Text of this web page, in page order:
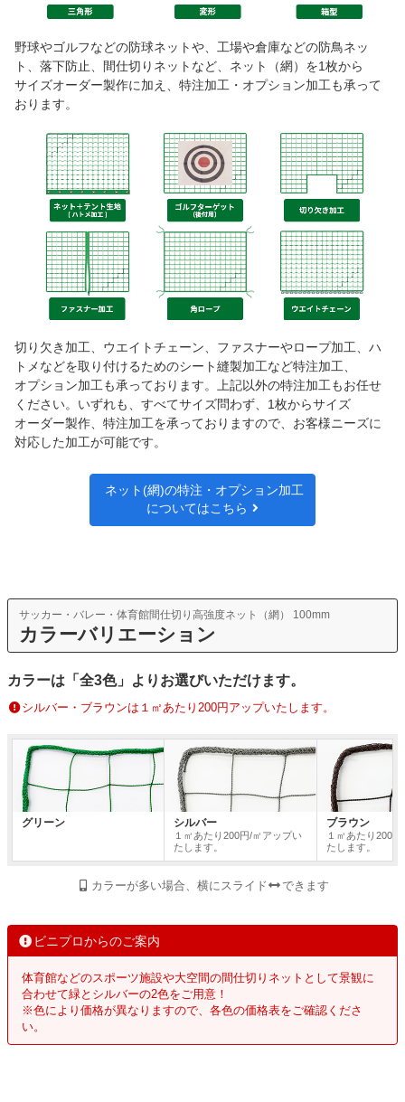
野球やゴルフなどの防球ネットや、工場や倉庫などの防鳥ネッ
ト、落下防止、間仕切りネットなど、ネット（網）を1枚から
サイズオーダー製作に加え、特注加工・オプション加工も承って
おります。
切り欠き加工、ウエイトチェーン、ファスナーやロープ加工、ハ
トメなどを取り付けるためのシート縫製加工など特注加工、
オプション加工も承っております。上記以外の特注加工もお任せ
ください。いずれも、すべてサイズ問わず、1枚からサイズ
オーダー製作、特注加工を承っておりますので、お客様ニーズに
対応した加工が可能です。
ネット(網)の特注・オプション加工
についてはこちら
サッカー・バレー・体育館間仕切り高強度ネット（網） 100mm
カラーバリエーション
カラーは「全3色」よりお選びいただけます。
シルバー・ブラウンは１㎡あたり200円アップいたします。
グリーン シルバー
１㎡あたり200円/㎡アップい
たします。
ブラウン
１㎡あたり200
たします。
カラーが多い場合、横にスライド できます
ビニプロからのご案内
体育館などのスポーツ施設や大空間の間仕切りネットとして景観に
合わせて緑とシルバーの2色をご用意！
※色により価格が異なりますので、各色の価格表をご確認くださ
い。